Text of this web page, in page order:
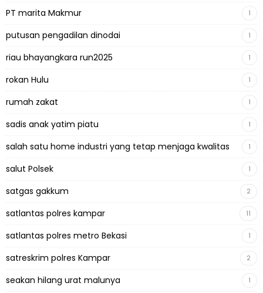
PT marita Makmur 1
putusan pengadilan dinodai 1
riau bhayangkara run2025 1
rokan Hulu 1
rumah zakat 1
sadis anak yatim piatu 1
salah satu home industri yang tetap menjaga kwalitas 1
salut Polsek 1
satgas gakkum 2
satlantas polres kampar 11
satlantas polres metro Bekasi 1
satreskrim polres Kampar 2
seakan hilang urat malunya 1